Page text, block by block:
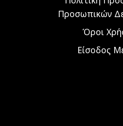
Προσωπικών
Όροι
Είσοδος